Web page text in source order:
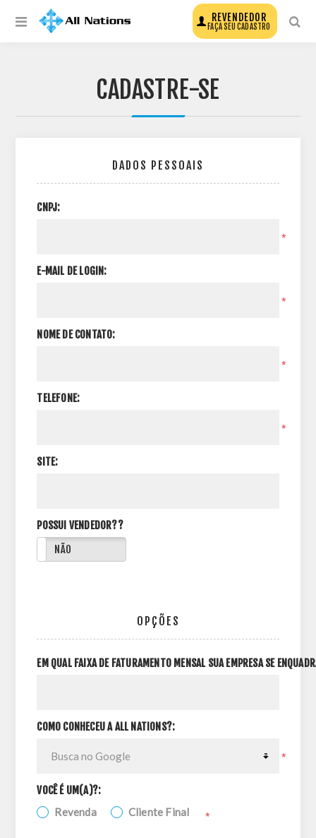
REVENDEDOR
FAÇA SEU CADASTRO
CADASTRE-SE
DADOS PESSOAIS
CNPJ:
*
E-MAIL DE LOGIN:
*
NOME DE CONTATO:
*
TELEFONE:
*
SITE:
POSSUI VENDEDOR??
NÃO
OPÇÕES
EM QUAL FAIXA DE FATURAMENTO MENSAL SUA EMPRESA SE
COMO CONHECEU A ALL NATIONS?:
*
VOCÊ É UM(A)?:
Revenda Cliente Final *